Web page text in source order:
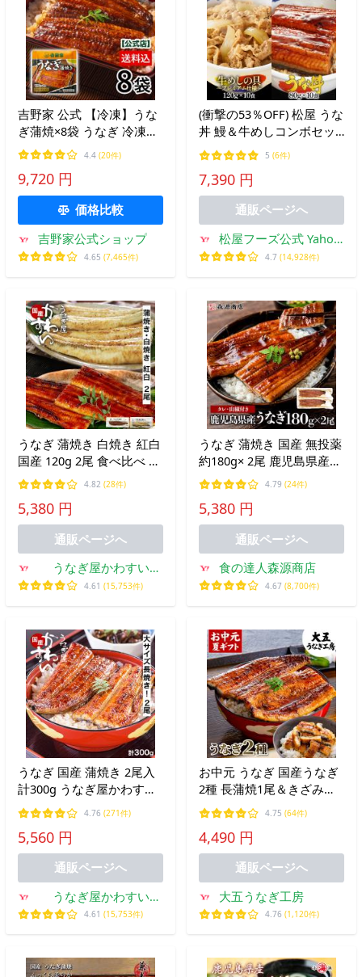
吉野家 公式 【冷凍】うな
ぎ蒲焼×8袋 うなぎ 冷凍食
品 ギフト 夜食 お弁当 鰻
土用丑の日 鰻の蒲焼 爆買
4.4 (20件)
9,720 円
価格比較
吉野家公式ショップ
4.65 (7,465件)
(衝撃の53％OFF) 松屋 うな
丼 鰻＆牛めしコンボセッ
ト (プレミアム仕様牛めし
の具(120g)×10 うなぎカッ
ト80g×10枚) うなぎ ウナ
ギ 鰻
5 (6件)
7,390 円
通販ページへ
松屋フーズ公式 Yahoo!
ショッピング店
4.7 (14,928件)
うなぎ 蒲焼き 白焼き 紅白
国産 120g 2尾 食べ比べ か
わすい ウナギ 鰻 グルメ
内祝 土用丑 ギフト 高級
誕生日プレゼント 御中元
夏ギフト 敬老の日 爆買
4.82 (28件)
5,380 円
通販ページへ
うなぎ屋かわすい
Yahoo!ショッピング店
4.61 (15,753件)
うなぎ 蒲焼き 国産 無投薬
約180g× 2尾 鹿児島県産
山田水産 鰻師 食品 海鮮
ギフト
4.79 (24件)
5,380 円
通販ページへ
食の達人森源商店
4.67 (8,700件)
うなぎ 国産 蒲焼き 2尾入
計300g うなぎ屋かわすい
鰻 ウナギ 大サイズ 冷凍
土用丑 誕生日 プレゼント
ギフト 内祝 グルメ 御中元
夏ギフト 敬老の日 爆買
4.76 (271件)
5,560 円
通販ページへ
うなぎ屋かわすい
Yahoo!ショッピング店
4.61 (15,753件)
お中元 うなぎ 国産うなぎ
2種 長蒲焼1尾＆きざみう
なぎ2袋 敬老の日 ギフト
プレゼント 土用の丑の日
内祝い お祝い 誕生日 御礼
ウナギ 鰻 食べ物 爆買
4.75 (64件)
4,490 円
通販ページへ
大五うなぎ工房
4.76 (1,120件)